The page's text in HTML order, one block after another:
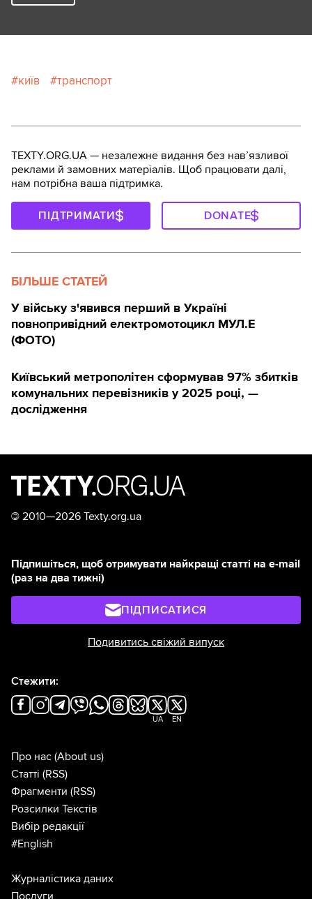
київ транспорт
TEXTY.ORG.UA — незалежне видання без навʼязливої
реклами й замовних матеріалів. Щоб працювати далі,
нам потрібна ваша підтримка.
ПІДТРИМАТИ DONATE
БІЛЬШЕ СТАТЕЙ
У війську з'явився перший в Україні
повнопривідний електромотоцикл МУЛ.Е
(ФОТО)
Київський метрополітен сформував 97% збитків
комунальних перевізників у 2025 році, —
дослідження
© 2010—2026 Texty.org.ua
Підпишіться, щоб отримувати найкращі статті на e-mail
(раз на два тижні)
ПІДПИСАТИСЯ
Подивитись свіжий випуск
Стежити:
UA EN
Про нас (About us)
Статті (RSS)
Фрагменти (RSS)
Розсилки Текстів
Вибір редакції
#English
Журналістика даних